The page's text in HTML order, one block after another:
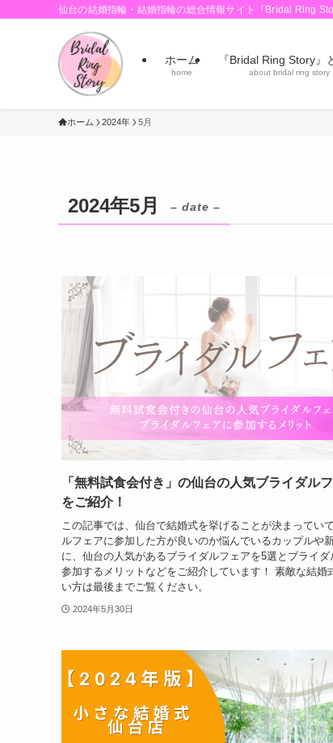
仙台の結婚指輪・結婚指輪の総合情報サイト『Bridal Ring
ホーム
home
『Bridal Ring Story』
about bridal ring story
ホーム 2024年 5月
2024年5月 – date –
「無料試食会付き」の仙台の人気ブライダル
をご紹介！
この記事では、仙台で結婚式を挙げることが決まってい
ルフェアに参加した方が良いのか悩んでいるカップルや
に、仙台の人気があるブライダルフェアを5選とブライダ
参加するメリットなどをご紹介しています！ 素敵な結婚
い方は最後までご覧ください。
2024年5月30日